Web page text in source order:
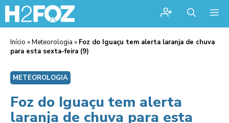
Início »Meteorologia » Foz do Iguaçu tem alerta laranja de chuva
para esta sexta-feira (9)
METEOROLOGIA
Foz do Iguaçu tem alerta
laranja de chuva para esta